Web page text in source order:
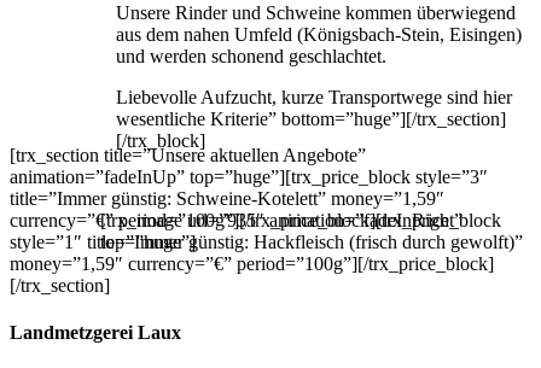
Unsere Rinder und Schweine kommen überwiegend
aus dem nahen Umfeld (Königsbach-Stein, Eisingen)
und werden schonend geschlachtet.
Liebevolle Aufzucht, kurze Transportwege sind hier
wesentliche Kriterie” bottom=”huge”][/trx_section]
[/trx_block]
[trx_image url=”935″ animation=”fadeInRight”
top=”huge”]
[trx_section title=”Unsere aktuellen Angebote”
animation=”fadeInUp” top=”huge”][trx_price_block style=”3″
title=”Immer günstig: Schweine-Kotelett” money=”1,59″
currency=”€” period=”100g”][/trx_price_block][trx_price_block
style=”1″ title=”Immer günstig: Hackfleisch (frisch durch gewolft)”
money=”1,59″ currency=”€” period=”100g”][/trx_price_block]
[/trx_section]
Landmetzgerei Laux